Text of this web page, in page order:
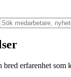
erfarenhet